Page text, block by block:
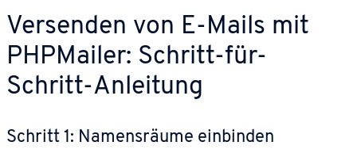
Versenden von E-Mails mit
PHPMailer: Schritt-für-
Schritt-Anleitung
Schritt 1: Na­mens­räu­me einbinden